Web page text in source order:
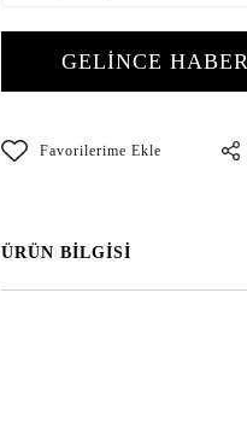
GELİNCE
ÜRÜN BİLGİSİ